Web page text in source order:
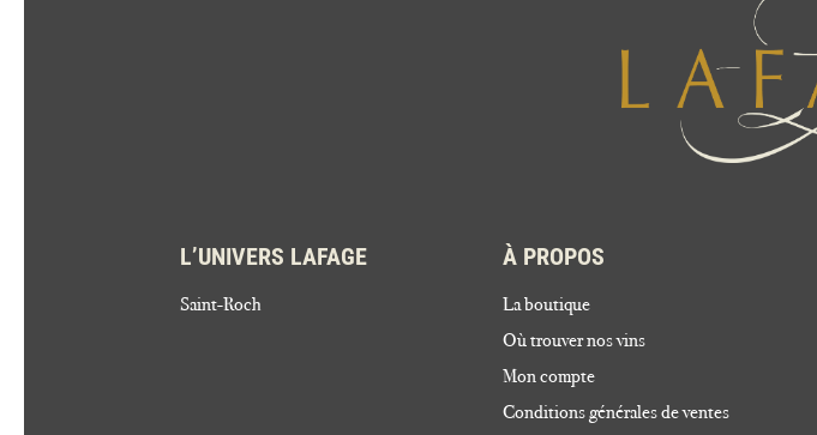
L’UNIVERS LAFAGE
Saint-Roch
À PROPOS
La boutique
Où trouver nos vins
Mon compte
Conditions générales de ventes